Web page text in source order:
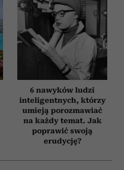
6 nawyków ludzi
inteligentnych, którzy
umieją porozmawiać
na każdy temat. Jak
poprawić swoją
erudycję?